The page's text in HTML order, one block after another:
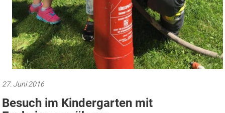
Gepostet von: Anna Weißenböck
Der diesjährige Besuch im Kindergarten Natschbach wurde auch mit
einer Evakuierungsübung verbunden.Die Kinder waren von den
Betreuerinnen sehr gut auf das Geschehen vorbereitet, sodass die
Räumung in aller Ruhe und schnell verlief. Die Kinder hatten natürlich
Arbeit der Feuerwehr. Die Kübelspritze durfte bei heißen Temperaturen
Abschluss übergaben wir noch einen Feuerwehr – Teddybären.